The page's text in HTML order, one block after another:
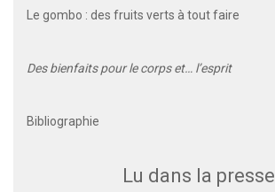
Le gombo : des fruits verts à tout faire
Des bienfaits pour le corps et… l’esprit
Bibliographie
Lu dans la presse